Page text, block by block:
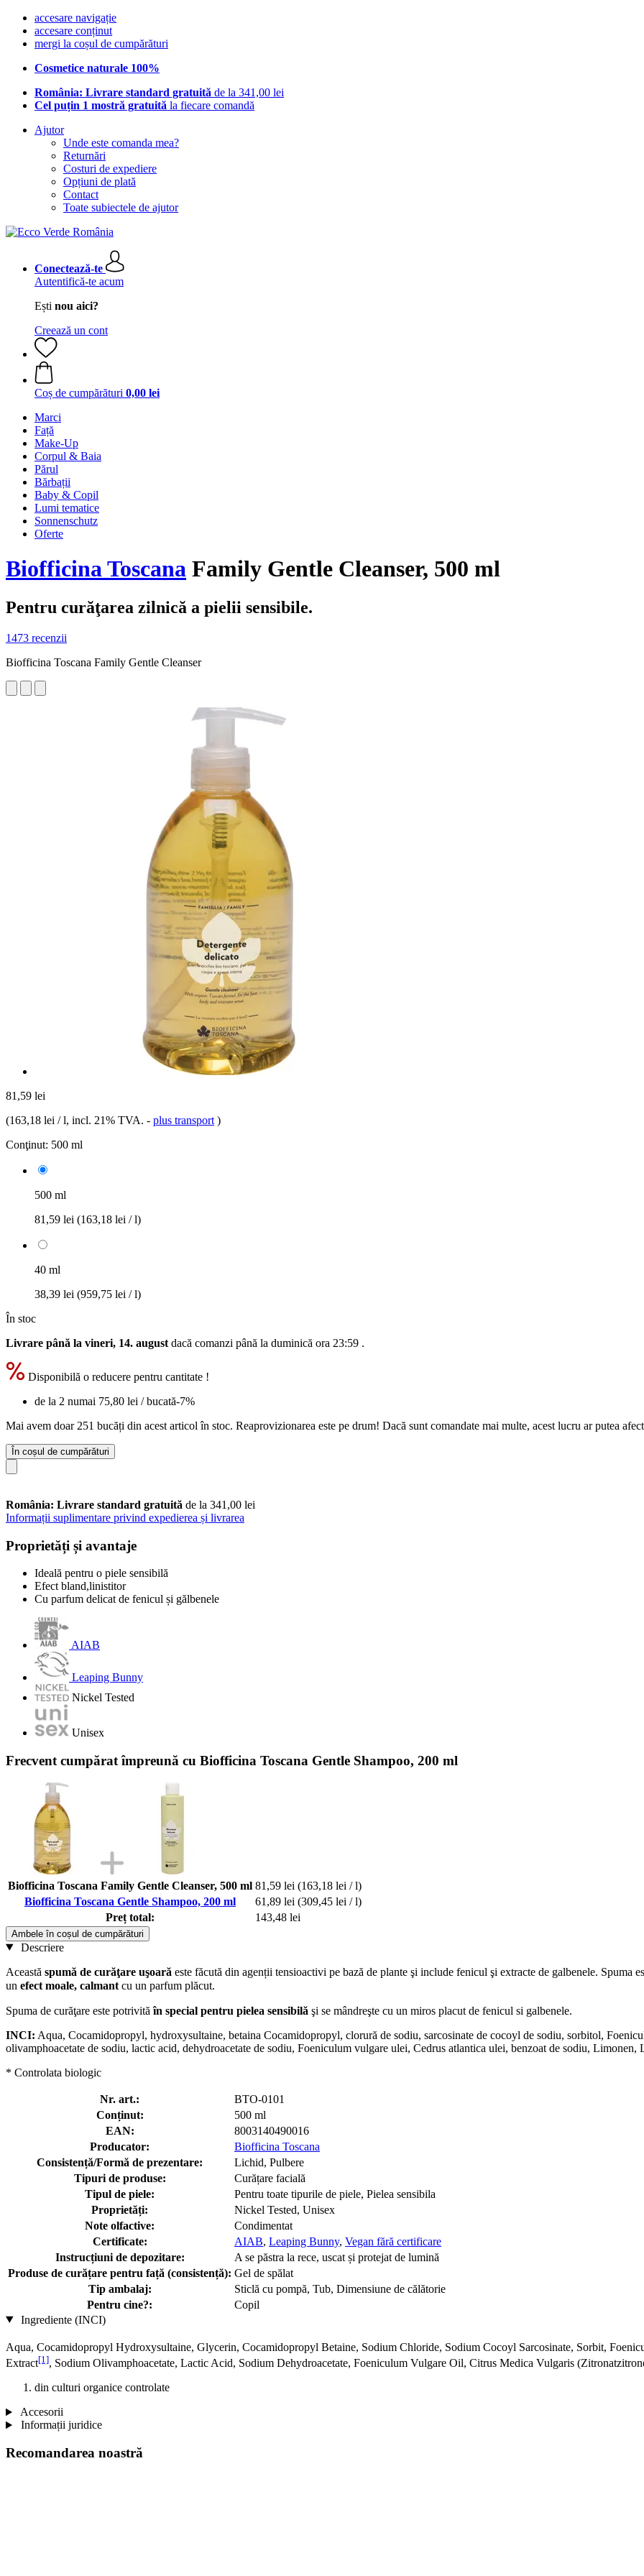
accesare navigație
accesare conținut
mergi la coșul de cumpărături
Cosmetice naturale 100%
România: Livrare standard gratuită de la 341,00 lei
Cel puțin 1 mostră gratuită la fiecare comandă
Ajutor
Unde este comanda mea?
Returnări
Costuri de expediere
Opțiuni de plată
Contact
Toate subiectele de ajutor
Conectează-te
Autentifică-te acum
Ești nou aici?
Creează un cont
Coș de cumpărături 0,00 lei
Marci
Față
Make-Up
Corpul & Baia
Părul
Bărbații
Baby & Copil
Lumi tematice
Sonnenschutz
Oferte
Biofficina Toscana Family Gentle Cleanser, 500 ml
Pentru curăţarea zilnică a pielii sensibile.
1473 recenzii
Biofficina Toscana Family Gentle Cleanser
81,59 lei
(163,18 lei / l, incl. 21% TVA. - plus transport )
Conţinut: 500 ml
500 ml
81,59 lei (163,18 lei / l)
40 ml
38,39 lei (959,75 lei / l)
În stoc
Livrare până la vineri, 14. august dacă comanzi până la duminică ora 23:59 .
Disponibilă o reducere pentru cantitate !
de la 2 numai 75,80 lei / bucată-7%
Mai avem doar 251 bucăți din acest articol în stoc. Reaprovizionarea este pe drum! Dacă sunt comandate mai multe, acest lucru ar putea
În coșul de cumpărături
România: Livrare standard gratuită de la 341,00 lei
Informații suplimentare privind expedierea și livrarea
Proprietăți și avantaje
Ideală pentru o piele sensibilă
Efect bland,linistitor
Cu parfum delicat de fenicul și gălbenele
AIAB
Leaping Bunny
Nickel Tested
Unisex
Frecvent cumpărat împreună cu Biofficina Toscana Gentle Shampoo, 200 ml
Biofficina Toscana Family Gentle Cleanser, 500 ml 81,59 lei (163,18 lei / l)
Biofficina Toscana Gentle Shampoo, 200 ml
61,89 lei (309,45 lei / l)
Preț total:
143,48 lei
Ambele în coșul de cumpărături
Descriere
Această spumă de curăţare uşoară este făcută din agenții tensioactivi pe bază de plante şi include fenicul şi extracte de galbenele. Spuma
un efect moale, calmant cu un parfum plăcut.
Spuma de curăţare este potrivităîn special pentru pielea sensibilă şi se mândreşte cu un miros placut de fenicul si galbenele.
INCI: Aqua, Cocamidopropyl, hydroxysultaine, betaina Cocamidopropyl, clorură de sodiu, sarcosinate de cocoyl de sodiu, sorbitol,
olivamphoacetate de sodiu, lactic acid, dehydroacetate de sodiu, Foeniculum vulgare ulei, Cedrus atlantica ulei, benzoat de sodiu, Limonen,
* Controlata biologic
Nr. art.:
BTO-0101
Conținut:
500 ml
EAN:
8003140490016
Producator:
Biofficina Toscana
Consistență/Formă de prezentare:
Lichid, Pulbere
Tipuri de produse:
Curățare facială
Tipul de piele:
Pentru toate tipurile de piele, Pielea sensibila
Proprietăți:
Nickel Tested, Unisex
Note olfactive:
Condimentat
Certificate:
AIAB, Leaping Bunny, Vegan fără certificare
Instrucțiuni de depozitare:
A se păstra la rece, uscat și protejat de lumină
Produse de curățare pentru față (consistență): Gel de spălat
Tip ambalaj:
Sticlă cu pompă, Tub, Dimensiune de călătorie
Pentru cine?:
Copil
Ingrediente (INCI)
Aqua, Cocamidopropyl Hydroxysultaine, Glycerin, Cocamidopropyl Betaine, Sodium Chloride, Sodium Cocoyl Sarcosinate, Sorbit,
Extract[1], Sodium Olivamphoacetate, Lactic Acid, Sodium Dehydroacetate, Foeniculum Vulgare Oil, Citrus Medica Vulgaris
din culturi organice controlate
Accesorii
Informații juridice
Recomandarea noastră